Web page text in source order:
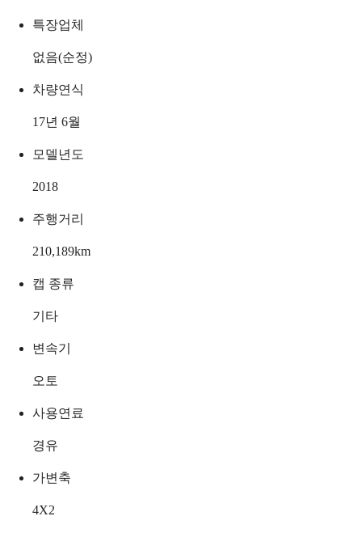
특장업체
없음(순정)
차량연식
17년 6월
모델년도
2018
주행거리
210,189km
캡 종류
기타
변속기
오토
사용연료
경유
가변축
4X2